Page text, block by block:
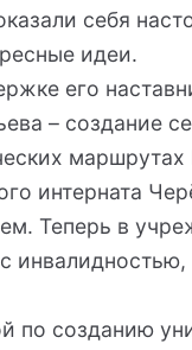
себя
идеи.
его
– создание
интерната
Теперь в
созданию